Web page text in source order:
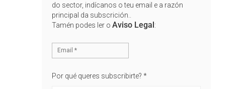
do sector, indícanos o teu email e a razón
principal da subscrición..
Tamén podes ler o Aviso Legal:
Por qué queres subscribirte? *